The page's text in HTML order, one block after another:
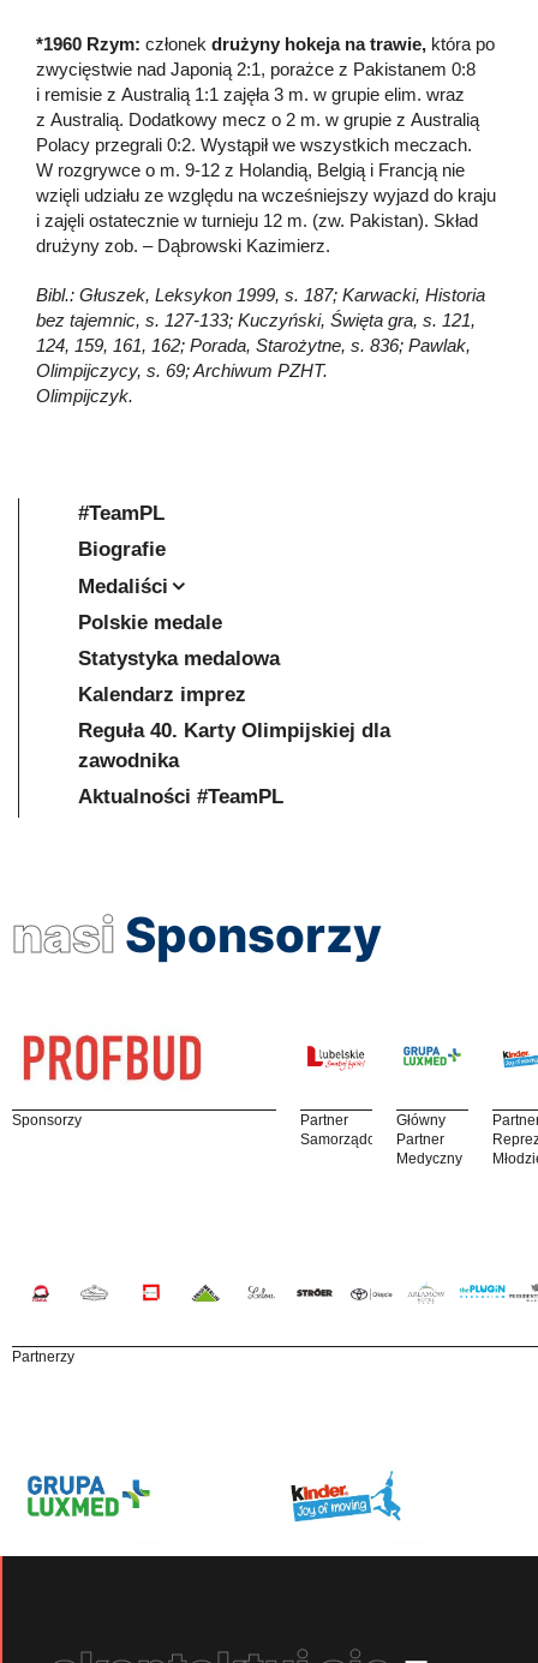
*1960 Rzym: członek drużyny hokeja na trawie, która po
zwycięstwie nad Japonią 2:1, porażce z Pakistanem 0:8
i remisie z Australią 1:1 zajęła 3 m. w grupie elim. wraz
z Australią. Dodatkowy mecz o 2 m. w grupie z Australią
Polacy przegrali 0:2. Wystąpił we wszystkich meczach.
W rozgrywce o m. 9-12 z Holandią, Belgią i Francją nie
wzięli udziału ze względu na wcześniejszy wyjazd do kraju
i zajęli ostatecznie w turnieju 12 m. (zw. Pakistan). Skład
drużyny zob. – Dąbrowski Kazimierz.
Bibl.: Głuszek, Leksykon 1999, s. 187; Karwacki, Historia
bez tajemnic, s. 127-133; Kuczyński, Święta gra, s. 121,
124, 159, 161, 162; Porada, Starożytne, s. 836; Pawlak,
Olimpijczycy, s. 69; Archiwum PZHT.
Olimpijczyk.
#TeamPL
Biografie
Medaliści
Polskie medale
Statystyka medalowa
Kalendarz imprez
Reguła 40. Karty Olimpijskiej dla
zawodnika
Aktualności #TeamPL
nasi Sponsorzy
Sponsorzy
Partner
Samorządowy
Główny
Partner
Medyczny
Partnerzy